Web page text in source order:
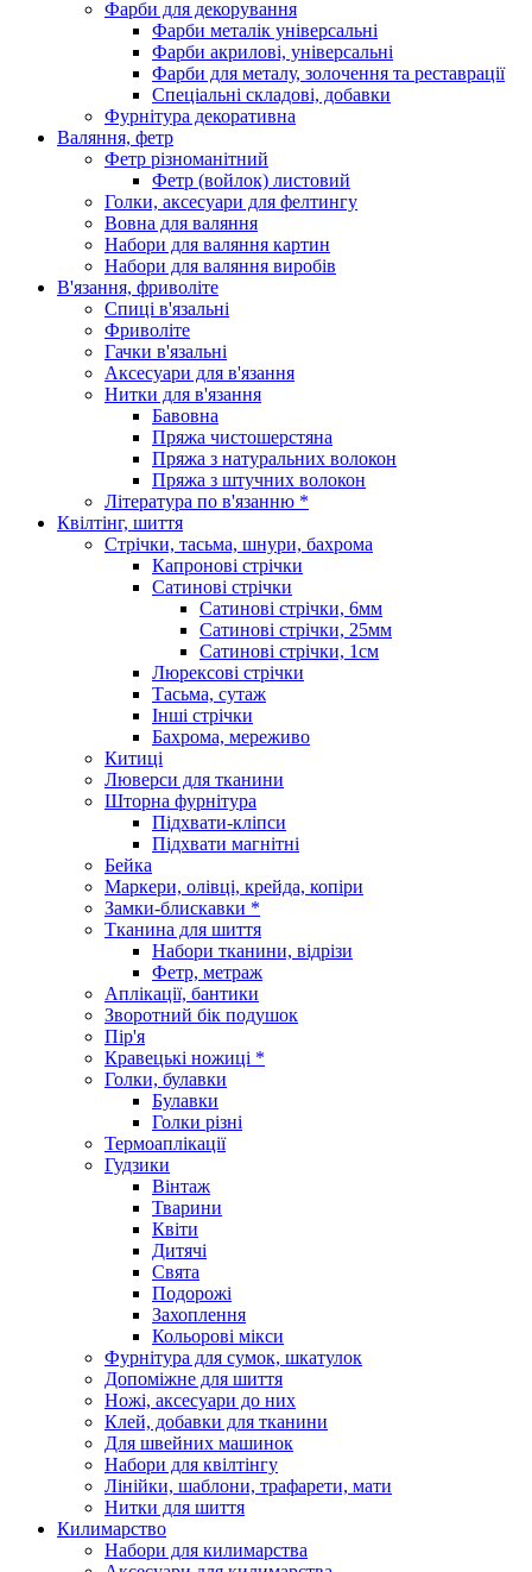
Фарби для декорування
Фарби металік універсальні
Фарби акрилові, універсальні
Фарби для металу, золочення та реставрації
Спеціальні складові, добавки
Фурнітура декоративна
Валяння, фетр
Фетр різноманітний
Фетр (войлок) листовий
Голки, аксесуари для фелтингу
Вовна для валяння
Набори для валяння картин
Набори для валяння виробів
В'язання, фриволіте
Спиці в'язальні
Фриволіте
Гачки в'язальні
Аксесуари для в'язання
Нитки для в'язання
Бавовна
Пряжа чистошерстяна
Пряжа з натуральних волокон
Пряжа з штучних волокон
Література по в'язанню *
Квілтінг, шиття
Стрічки, тасьма, шнури, бахрома
Капронові стрічки
Сатинові стрічки
Сатинові стрічки, 6мм
Сатинові стрічки, 25мм
Сатинові стрічки, 1см
Люрексові стрічки
Тасьма, сутаж
Інші стрічки
Бахрома, мереживо
Китиці
Люверси для тканини
Шторна фурнітура
Підхвати-кліпси
Підхвати магнітні
Бейка
Маркери, олівці, крейда, копіри
Замки-блискавки *
Тканина для шиття
Набори тканини, відрізи
Фетр, метраж
Аплікації, бантики
Зворотний бік подушок
Пір'я
Кравецькі ножиці *
Голки, булавки
Булавки
Голки різні
Термоаплікації
Гудзики
Вінтаж
Тварини
Квіти
Дитячі
Свята
Подорожі
Захоплення
Кольорові мікси
Фурнітура для сумок, шкатулок
Допоміжне для шиття
Ножі, аксесуари до них
Клей, добавки для тканини
Для швейних машинок
Набори для квілтінгу
Лінійки, шаблони, трафарети, мати
Нитки для шиття
Килимарство
Набори для килимарства